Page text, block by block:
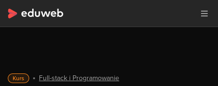
Kurs Full-stack i Programowanie